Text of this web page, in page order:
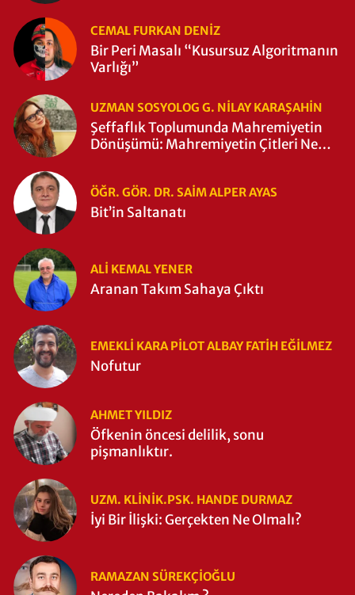
CEMAL FURKAN DENİZ
Bir Peri Masalı “Kusursuz Algoritmanın
Varlığı”
UZMAN SOSYOLOG G. NILAY KARAŞAHİN
Şeffaflık Toplumunda Mahremiyetin
Dönüşümü: Mahremiyetin Çitleri Ne
ÖĞR. GÖR. DR. SAIM ALPER AYAS
Bit’in Saltanatı
ALI KEMAL YENER
Aranan Takım Sahaya Çıktı
EMEKLI KARA PILOT ALBAY FATIH EĞİLMEZ
Nofutur
AHMET YILDIZ
Öfkenin öncesi delilik, sonu
pişmanlıktır.
UZM. KLINIK.PSK. HANDE DURMAZ
İyi Bir İlişki: Gerçekten Ne Olmalı?
RAMAZAN SÜREKÇIOĞLU